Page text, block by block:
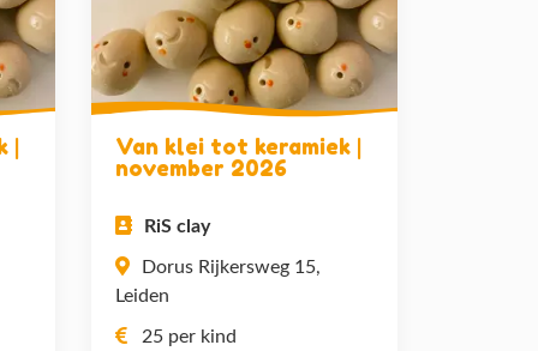
|
Van klei tot keramiek |
november 2026
RiS clay
Dorus Rijkersweg 15,
Leiden
25 per kind